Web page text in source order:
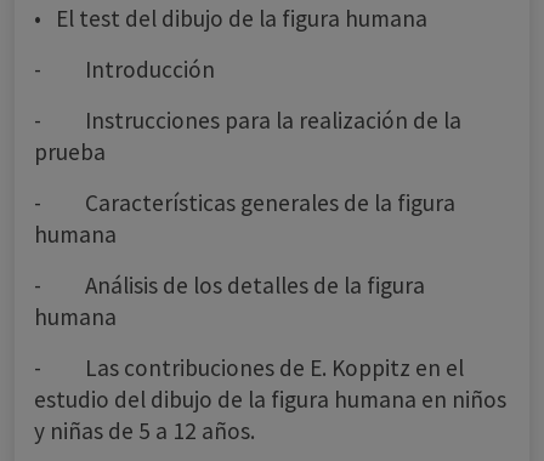
• El test del dibujo de la figura humana
- Introducción
- Instrucciones para la realización de la
prueba
- Características generales de la figura
humana
- Análisis de los detalles de la figura
humana
- Las contribuciones de E. Koppitz en el
estudio del dibujo de la figura humana en niños
y niñas de 5 a 12 años.